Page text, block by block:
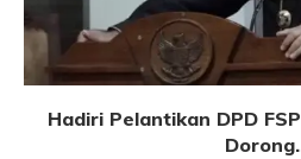
Hadiri Pelantikan DPD